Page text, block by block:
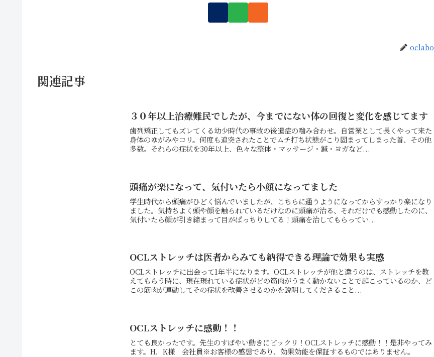
oclabo
関連記事
３０年以上治療難民でしたが、今までにない体の回復と変化を感じてます
歯列矯正してもズレてくる幼少時代の事故の後遺症の噛み合わせ。自営業として長くやって来た
身体のゆがみやコリ。何度も追突されたことでムチ打ち状態がこり固まってしまった首、その他
多数。それらの症状を30年以上、色々な整体・マッサージ・鍼・ヨガなど...
頭痛が楽になって、気付いたら小顔になってました
学生時代から頭痛がひどく悩んでいましたが、こちらに通うようになってからすっかり楽になり
ました。気持ちよく頭や顔を触られているだけなのに頭痛が治る、それだけでも感動したのに、
気付いたら顔が引き締まって目がぱっちりしてる！頭痛を治してもらってい...
OCLストレッチは医者からみても納得できる理論で効果も実感
OCLストレッチに出会って1年半になります。OCLストレッチが他と違うのは、ストレッチを教
えてもらう時に、現在現れている症状がどの筋肉がうまく動かないことで起こっているのか、ど
この筋肉が連動してその症状を改善させるのかを説明してくださること...
OCLストレッチに感動！！
とても良かったです。先生のすばやい動きにビックリ！OCLストレッチに感動！！是非やってみ
ます。H．K様 会社員※お客様の感想であり、効果効能を保証するものではありません。